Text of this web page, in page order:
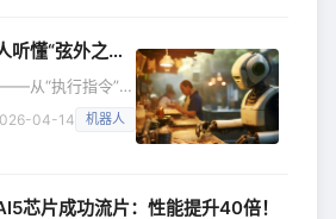
算科技成为国内
该项严苛认证的
达、AMD、英特
头并列第一梯
非单一产品技术
”：LLM重构具身智能人机交互新范式
从“执行指令”到
个场景：当你对
收拾客厅，别碰
段，其背后是大
04-14
机器人
芯片成功流片：性能提升40倍！